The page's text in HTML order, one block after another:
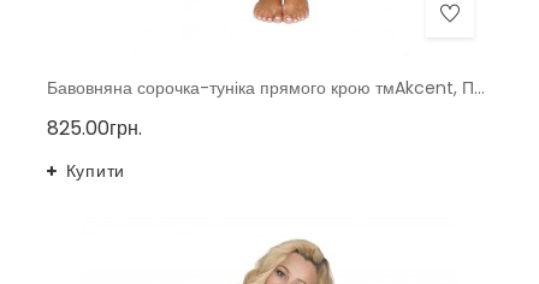
Бавовняна сорочка-туніка прямого крою тмAkcent, Польща
825.00грн.
Купити